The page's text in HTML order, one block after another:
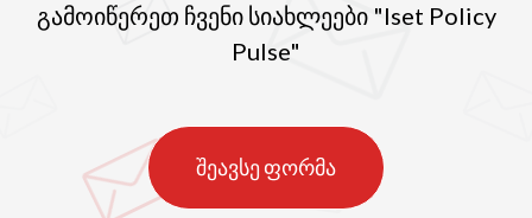
გამოიწერეთ ჩვენი სიახლეები "Iset Policy
Pulse"
შეავსე ფორმა